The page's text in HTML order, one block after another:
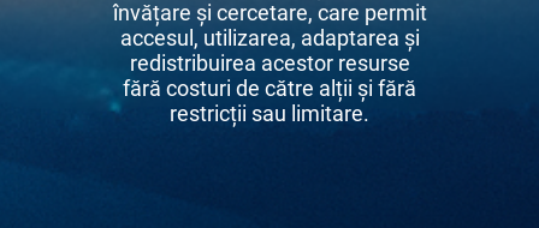
învățare și cercetare, care permit
accesul, utilizarea, adaptarea și
redistribuirea acestor resurse
fără costuri de către alții și fără
restricții sau limitare.